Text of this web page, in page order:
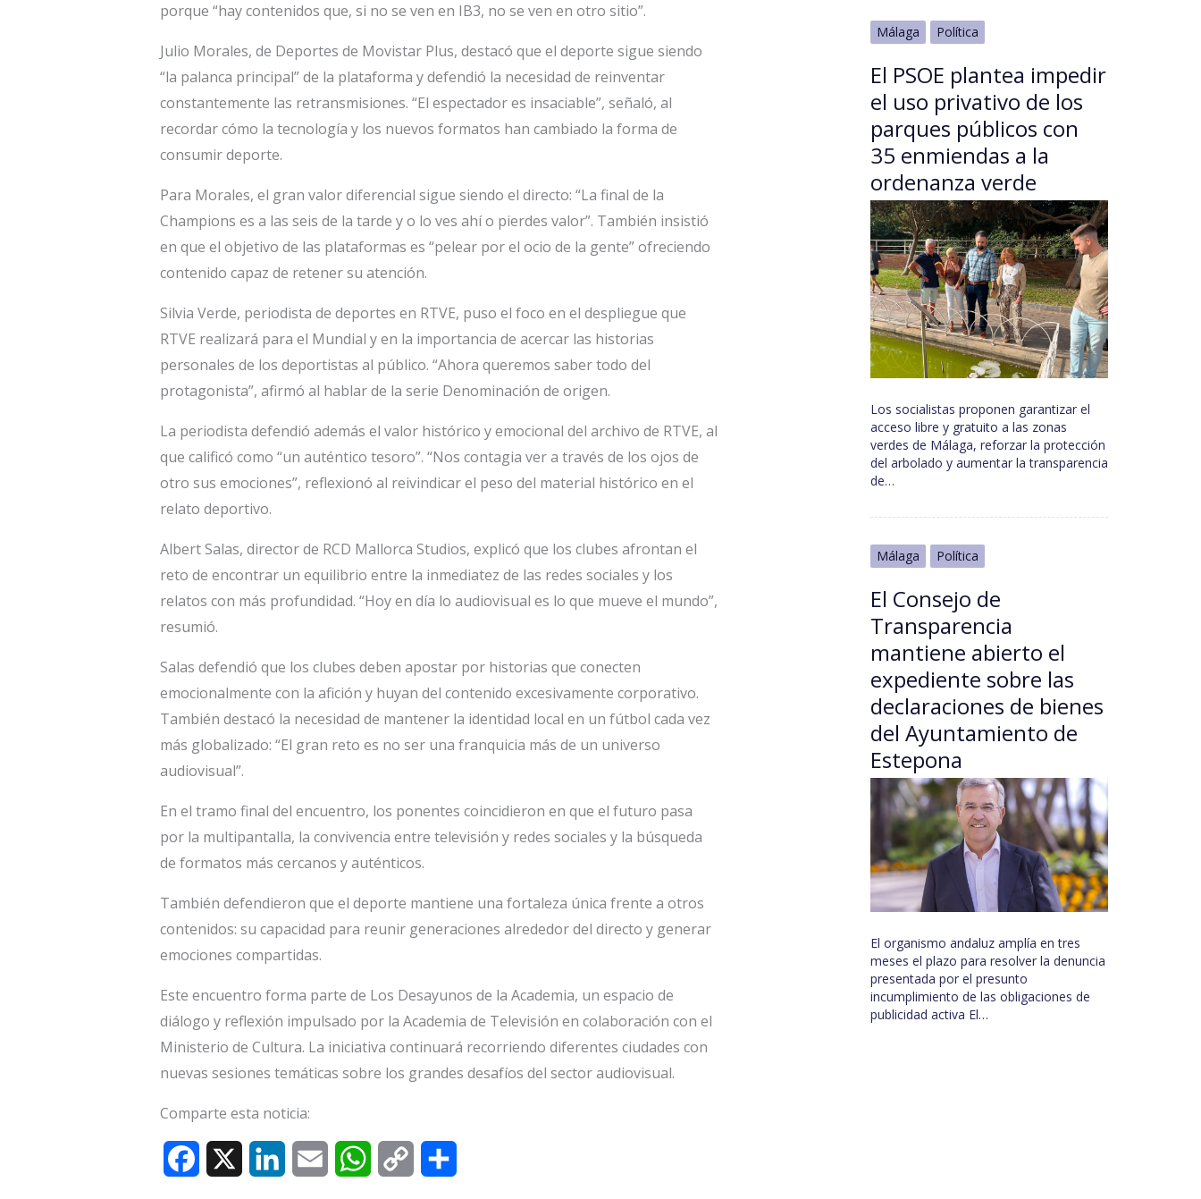
porque “hay contenidos que, si no se ven en IB3, no se ven en otro sitio”.
Julio Morales, de Deportes de Movistar Plus, destacó que el deporte sigue siendo
“la palanca principal” de la plataforma y defendió la necesidad de reinventar
constantemente las retransmisiones. “El espectador es insaciable”, señaló, al
recordar cómo la tecnología y los nuevos formatos han cambiado la forma de
consumir deporte.
Para Morales, el gran valor diferencial sigue siendo el directo: “La final de la
Champions es a las seis de la tarde y o lo ves ahí o pierdes valor”. También insistió
en que el objetivo de las plataformas es “pelear por el ocio de la gente” ofreciendo
contenido capaz de retener su atención.
Silvia Verde, periodista de deportes en RTVE, puso el foco en el despliegue que
RTVE realizará para el Mundial y en la importancia de acercar las historias
personales de los deportistas al público. “Ahora queremos saber todo del
protagonista”, afirmó al hablar de la serie Denominación de origen.
La periodista defendió además el valor histórico y emocional del archivo de RTVE, al
que calificó como “un auténtico tesoro”. “Nos contagia ver a través de los ojos de
otro sus emociones”, reflexionó al reivindicar el peso del material histórico en el
relato deportivo.
Albert Salas, director de RCD Mallorca Studios, explicó que los clubes afrontan el
reto de encontrar un equilibrio entre la inmediatez de las redes sociales y los
relatos con más profundidad. “Hoy en día lo audiovisual es lo que mueve el mundo”,
resumió.
Salas defendió que los clubes deben apostar por historias que conecten
emocionalmente con la afición y huyan del contenido excesivamente corporativo.
También destacó la necesidad de mantener la identidad local en un fútbol cada vez
más globalizado: “El gran reto es no ser una franquicia más de un universo
audiovisual”.
En el tramo final del encuentro, los ponentes coincidieron en que el futuro pasa
por la multipantalla, la convivencia entre televisión y redes sociales y la búsqueda
de formatos más cercanos y auténticos.
También defendieron que el deporte mantiene una fortaleza única frente a otros
contenidos: su capacidad para reunir generaciones alrededor del directo y generar
emociones compartidas.
Este encuentro forma parte de Los Desayunos de la Academia, un espacio de
diálogo y reflexión impulsado por la Academia de Televisión en colaboración con el
Ministerio de Cultura. La iniciativa continuará recorriendo diferentes ciudades con
nuevas sesiones temáticas sobre los grandes desafíos del sector audiovisual.
Comparte esta noticia:
W
Málaga Política
El PSOE plantea impedir
el uso privativo de los
parques públicos con
35 enmiendas a la
ordenanza verde
Los socialistas proponen garantizar el
acceso libre y gratuito a las zonas
verdes de Málaga, reforzar la protección
del arbolado y aumentar la transparencia
de…
Málaga Política
El Consejo de
Transparencia
mantiene abierto el
expediente sobre las
declaraciones de bienes
del Ayuntamiento de
Estepona
El organismo andaluz amplía en tres
meses el plazo para resolver la denuncia
presentada por el presunto
incumplimiento de las obligaciones de
publicidad activa El…